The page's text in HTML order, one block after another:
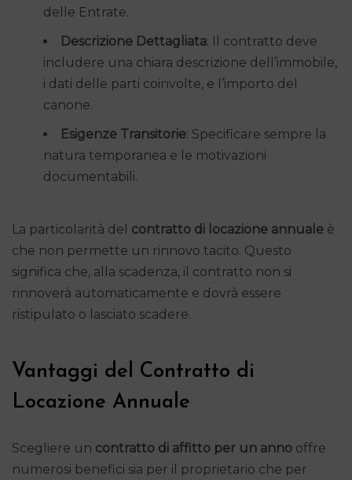
delle Entrate.
Descrizione Dettagliata: Il contratto deve
includere una chiara descrizione dell’immobile,
i dati delle parti coinvolte, e l’importo del
canone.
Esigenze Transitorie: Specificare sempre la
natura temporanea e le motivazioni
documentabili.
La particolarità del contratto di locazione annuale è
che non permette un rinnovo tacito. Questo
significa che, alla scadenza, il contratto non si
rinnoverà automaticamente e dovrà essere
ristipulato o lasciato scadere.
Vantaggi del Contratto di
Locazione Annuale
Scegliere un contratto di affitto per un anno offre
numerosi benefici sia per il proprietario che per